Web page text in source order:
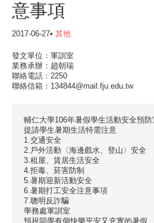
意事項
2017-06-27• 其他
發文單位：軍訓室
業務承辦：趙朝瑞
聯絡電話：2250
聯絡信箱：134844@mail.fju.edu.tw
輔仁大學106年暑假學生活動安全預
提請學生暑期生活特需注意
1.交通安全
2.戶外活動〈海邊戲水、登山〉安全
3.租屋、賃居生活安全
4.拒毒、菸害防制
5.暑期迎新活動安全
6.暑期打工安全注意事項
7.聰明反詐騙
學務處軍訓室
預祝同學有個快樂平安又充實的暑假